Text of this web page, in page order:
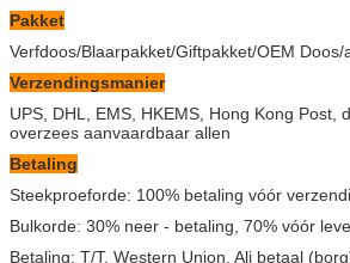
Pakket
Verfdoos/Blaarpakket/Giftpakket/OEM Doos/
Verzendingsmanier
UPS, DHL, EMS, HKEMS, Hong Kong Post,
overzees aanvaardbaar allen
Betaling
Steekproeforde: 100% betaling vóór
Bulkorde: 30% neer - betaling, 70% vóór
Betaling: T/T, Western Union, Ali betaal